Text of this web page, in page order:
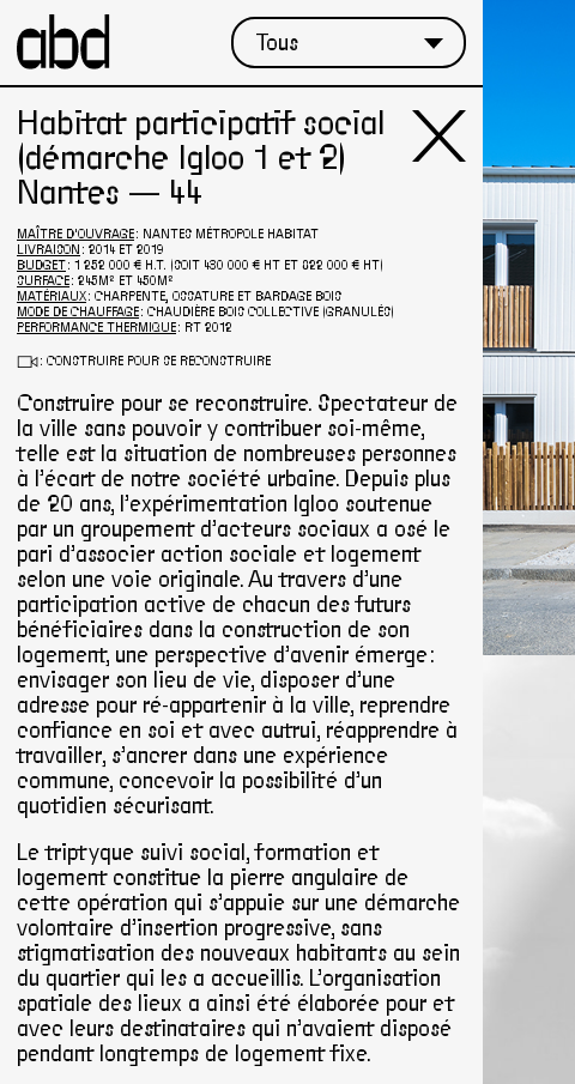
Habitat participatif social
(démarche Igloo 1 et 2)
Nantes — 44
MAÎTRE D'OUVRAGE: NANTES MÉTROPOLE HABITAT
LIVRAISON : 2014 ET 2019
BUDGET: 1 252 000 € H.T. (SOIT 430 000 € HT ET 822 000 € HT)
SURFACE: 245M² ET 450M²
MATÉRIAUX: CHARPENTE, OSSATURE ET BARDAGE BOIS
MODE DE CHAUFFAGE: CHAUDIÈRE BOIS COLLECTIVE (GRANULÉS)
PERFORMANCE THERMIQUE: RT 2012
Σ: CONSTRUIRE POUR SE RECONSTRUIRE
Construire pour se reconstruire. Spectateur de
la ville sans pouvoir y contribuer soi-même,
telle est la situation de nombreuses personnes
à l’écart de notre société urbaine. Depuis plus
de 20 ans, l’expérimentation Igloo soutenue
par un groupement d’acteurs sociaux a osé le
pari d’associer action sociale et logement
selon une voie originale. Au travers d’une
participation active de chacun des futurs
bénéficiaires dans la construction de son
logement, une perspective d’avenir émerge :
envisager son lieu de vie, disposer d’une
adresse pour ré-appartenir à la ville, reprendre
confiance en soi et avec autrui, réapprendre à
travailler, s’ancrer dans une expérience
commune, concevoir la possibilité d’un
quotidien sécurisant.
Le triptyque suivi social, formation et
logement constitue la pierre angulaire de
cette opération qui s’appuie sur une démarche
volontaire d’insertion progressive, sans
stigmatisation des nouveaux habitants au sein
du quartier qui les a accueillis. L’organisation
spatiale des lieux a ainsi été élaborée pour et
avec leurs destinataires qui n’avaient disposé
pendant longtemps de logement fixe.